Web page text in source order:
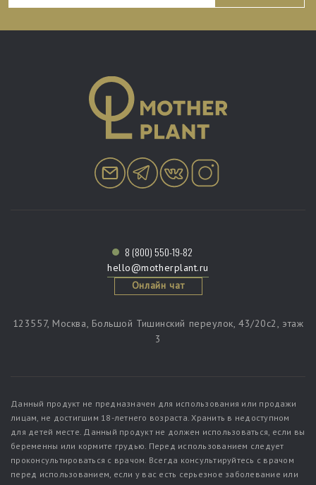
8 (800) 550-19-82
hello@motherplant.ru
Онлайн чат
123557, Москва, Большой Тишинский переулок, 43/20c2, этаж
3
Данный продукт не предназначен для использования или продажи
лицам, не достигшим 18-летнего возраста. Хранить в недоступном
для детей месте. Данный продукт не должен использоваться, если вы
беременны или кормите грудью. Перед использованием следует
проконсультироваться с врачом. Всегда консультируйтесь с врачом
перед использованием, если у вас есть серьезное заболевание или